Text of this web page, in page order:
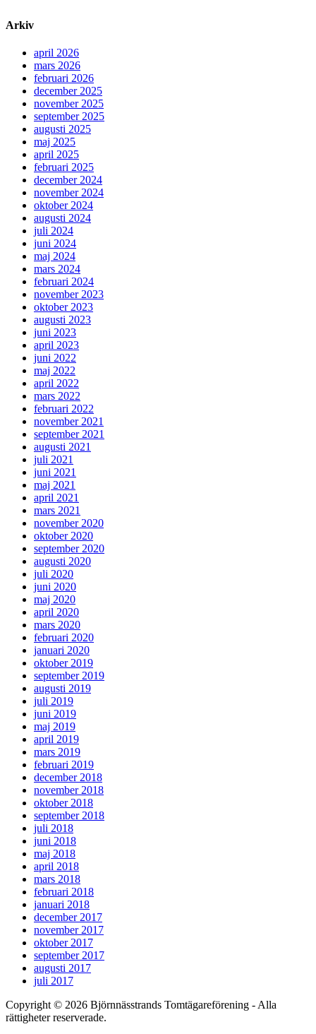
Arkiv
april 2026
mars 2026
februari 2026
december 2025
november 2025
september 2025
augusti 2025
maj 2025
april 2025
februari 2025
december 2024
november 2024
oktober 2024
augusti 2024
juli 2024
juni 2024
maj 2024
mars 2024
februari 2024
november 2023
oktober 2023
augusti 2023
juni 2023
april 2023
juni 2022
maj 2022
april 2022
mars 2022
februari 2022
november 2021
september 2021
augusti 2021
juli 2021
juni 2021
maj 2021
april 2021
mars 2021
november 2020
oktober 2020
september 2020
augusti 2020
juli 2020
juni 2020
maj 2020
april 2020
mars 2020
februari 2020
januari 2020
oktober 2019
september 2019
augusti 2019
juli 2019
juni 2019
maj 2019
april 2019
mars 2019
februari 2019
december 2018
november 2018
oktober 2018
september 2018
juli 2018
juni 2018
maj 2018
april 2018
mars 2018
februari 2018
januari 2018
december 2017
november 2017
oktober 2017
september 2017
augusti 2017
juli 2017
Copyright © 2026 Björnnässtrands Tomtägareförening - Alla
rättigheter reserverade.